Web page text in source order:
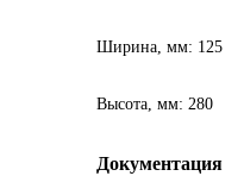
Ширина, мм: 125
Высота, мм: 280
Документация